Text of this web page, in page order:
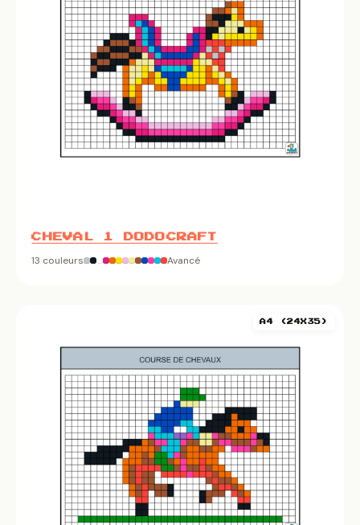
CHEVAL 1 DODOCRAFT
13 couleurs Avancé
A4 (24X35)